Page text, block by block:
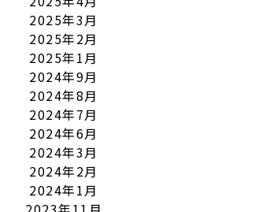
2025年3月
2025年2月
2025年1月
2024年9月
2024年8月
2024年7月
2024年6月
2024年3月
2024年2月
2024年1月